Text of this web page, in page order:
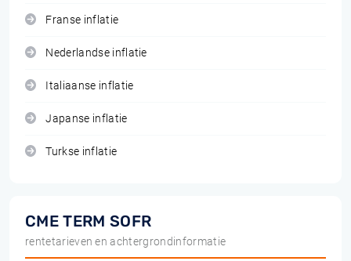
Franse inflatie
Nederlandse inflatie
Italiaanse inflatie
Japanse inflatie
Turkse inflatie
CME TERM SOFR
rentetarieven en achtergrondinformatie